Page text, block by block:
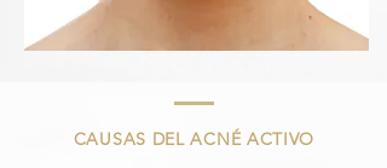
CAUSAS DEL ACNÉ ACTIVO